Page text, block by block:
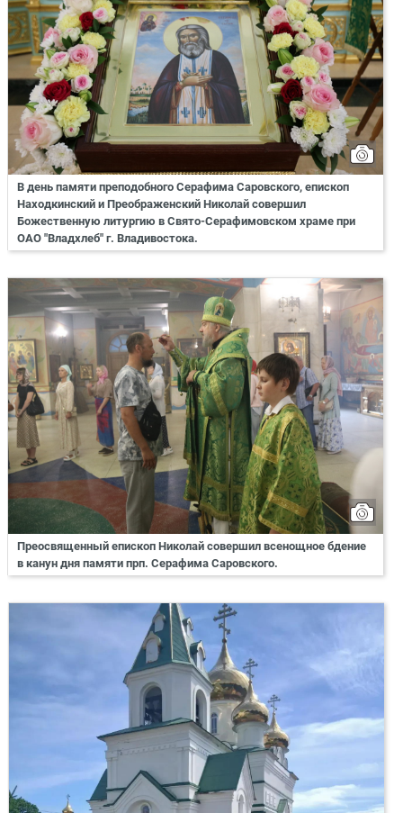
В день памяти преподобного Серафима Саровского, епископ
Находкинский и Преображенский Николай совершил
Божественную литургию в Свято-Серафимовском храме при
ОАО "Владхлеб" г. Владивостока.
Преосвященный епископ Николай совершил всенощное бдение
в канун дня памяти прп. Серафима Саровского.